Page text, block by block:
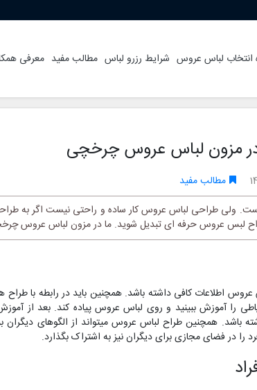
انتخاب لباس عروس شرایط رزرو لباس مطالب مفید معرفی
مزون لباس عروس چرخچی
مطالب مفید
ولی طراحی لباس عروس کار ساده و راحتی نیست اگر به
لبس عروس حرفه ای تبدیل شوید. ما در مزون لباس عروس
اطلاعات کافی داشته باشد. همچنین باید در رابطه با
را آموزش ببینید و روی لباس عروس پیاده کند. بعد از
باشد. همچنین طراح لباس عروس میتواند از الگوهای
در فضای مجازی برای دیگران نیز به اشتراک بگذارد.